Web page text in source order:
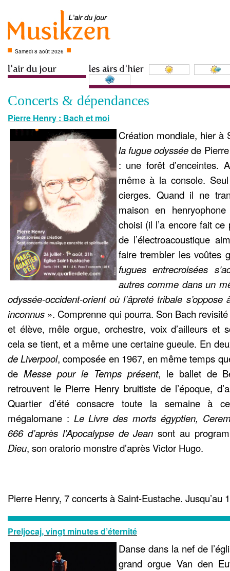
Samedi 8 août 2026
Concerts & dépendances
Pierre Henry : Bach et moi
Création mondiale, hier à
la fugue odysséede
: une forêt d’enceintes.
même à la console.
cierges. Quand il ne
maison en
choisi (il l’a encore fait
de l’électroacoustique
faire trembler les voûtes
fugues entrecroisées
autres comme dans un
odyssée-occident-orient où l’âpreté tribale
inconnus ». Comprenne qui pourra. Son Bach
et élève, mêle orgue, orchestre, voix d’ailleurs et
cela se tient, et a même une certaine gueule. En
de Liverpool, composée en 1967, en même temps
de Messe pour le Temps présent, le ballet de
retrouvent le Pierre Henry bruitiste de l’époque,
Quartier d’été consacre toute la semaine à
mégalomane : Le Livre des morts égyptien,
666 d’après l’Apocalypse de Jeansont au
Dieu, son oratorio monstre d’après Victor Hugo.
Pierre Henry, 7 concerts à Saint-Eustache. Jusqu’au
Preljocaj, vingt minutes d’éternité
Danse dans la nef de
grand orgue Van den